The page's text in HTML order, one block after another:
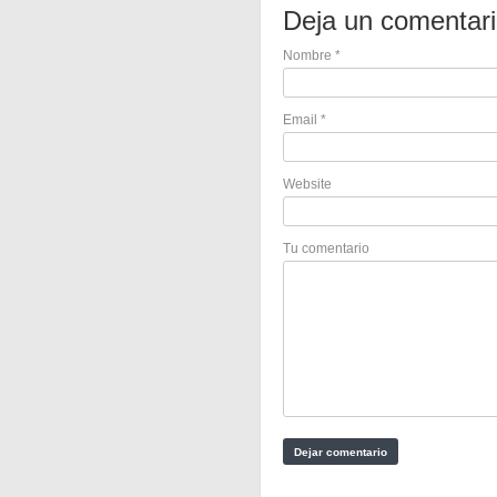
Deja un
Nombre *
Email *
Website
Tu comentario